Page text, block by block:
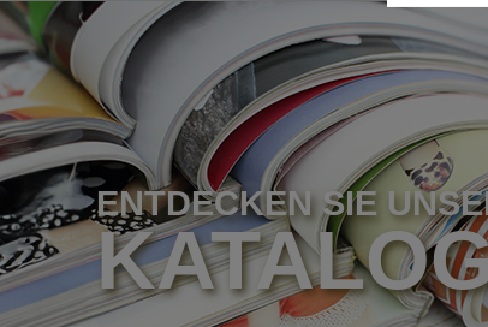
ENTDECKEN SIE